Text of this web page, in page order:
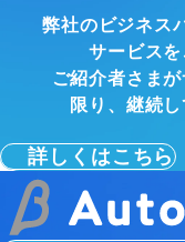
弊社のビジネス
サービスを
ご紹介者さま
限り、継続し
詳しくはこちら